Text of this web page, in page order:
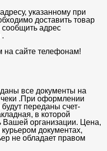
указанному при
доставить товар
адрес
на сайте телефонам!
все документы на
чеки .При оформлении
переданы счет-
в которой
Вашей организации. Цена,
документах,
не обладает правом